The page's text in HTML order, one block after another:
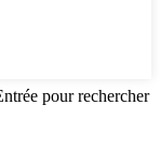
pour rechercher